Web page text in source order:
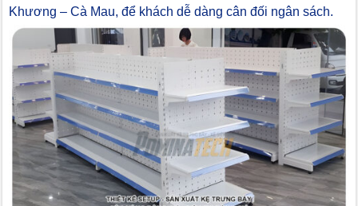
Khương – Cà Mau, để khách dễ dàng cân đối ngân sách.